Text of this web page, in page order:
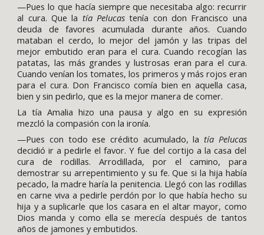
—Pues lo que hacía siempre que necesitaba algo: recurrir
al cura. Que la tía Pelucas tenía con don Francisco una
deuda de favores acumulada durante años. Cuando
mataban el cerdo, lo mejor del jamón y las tripas del
mejor embutido eran para el cura. Cuando recogían las
patatas, las más grandes y lustrosas eran para el cura.
Cuando venían los tomates, los primeros y más rojos eran
para el cura. Don Francisco comía bien en aquella casa,
bien y sin pedirlo, que es la mejor manera de comer.
La tía Amalia hizo una pausa y algo en su expresión
mezcló la compasión con la ironía.
—Pues con todo ese crédito acumulado, la tía Pelucas
decidió ir a pedirle el favor. Y fue del cortijo a la casa del
cura de rodillas. Arrodillada, por el camino, para
demostrar su arrepentimiento y su fe. Que si la hija había
pecado, la madre haría la penitencia. Llegó con las rodillas
en carne viva a pedirle perdón por lo que había hecho su
hija y a suplicarle que los casara en el altar mayor, como
Dios manda y como ella se merecía después de tantos
años de jamones y embutidos.